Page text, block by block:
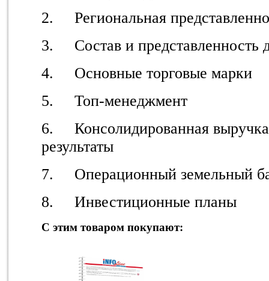
2. Региональная
3. Состав и представленность
4. Основные торговые марки
5. Топ-менеджмент
6. Консолидированная
результаты
7. Операционный земельный
8. Инвестиционные планы
С этим товаром покупают: